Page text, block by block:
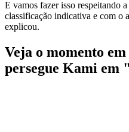
E vamos fazer isso respeitando
classificação indicativa e com o
explicou.
Veja o momento
persegue Kami em